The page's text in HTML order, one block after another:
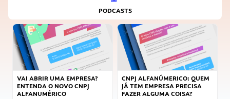
PODCASTS
VAI ABRIR UMA EMPRESA?
ENTENDA O NOVO CNPJ
ALFANUMÉRICO
CNPJ ALFANÚMERICO: QUEM
JÁ TEM EMPRESA PRECISA
FAZER ALGUMA COISA?